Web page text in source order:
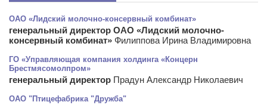
ОАО «Лидский молочно-консервный комбинат»
генеральный директор ОАО «Лидский молочно-
консервный комбинат» Филиппова Ирина Владимировна
ГО «Управляющая компания холдинга «Концерн
Брестмясомолпром»
генеральный директор Прадун Александр Николаевич
ОАО "Птицефабрика "Дружба"